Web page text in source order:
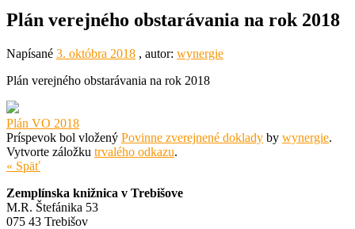
Plán verejného obstarávania na rok 2018
Napísané 3. októbra 2018 , autor: wynergie
Plán verejného obstarávania na rok 2018
Plán VO 2018
Príspevok bol vložený Povinne zverejnené doklady by wynergie.
Vytvorte záložku trvalého odkazu.
« Späť
Zemplínska knižnica v Trebišove
M.R. Štefánika 53
075 43 Trebišov